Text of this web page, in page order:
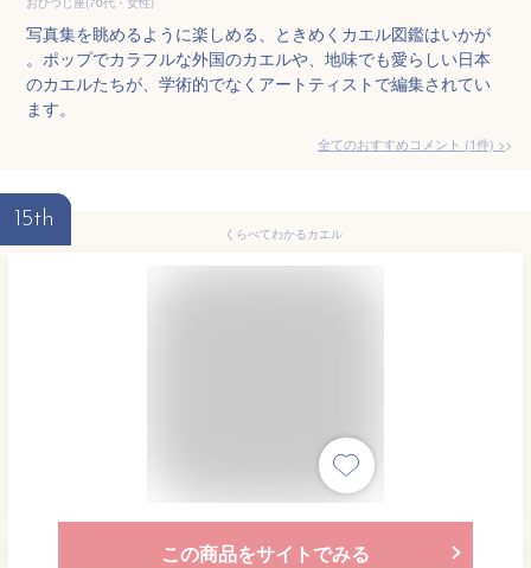
写真集を眺めるように楽しめる、ときめくカエル図鑑はいかが
。ポップでカラフルな外国のカエルや、地味でも愛らしい日本
のカエルたちが、学術的でなくアートティストで編集されてい
ます。
全てのおすすめコメント (1件) >
15th
くらべてわかるカエル
この商品をサイトでみる